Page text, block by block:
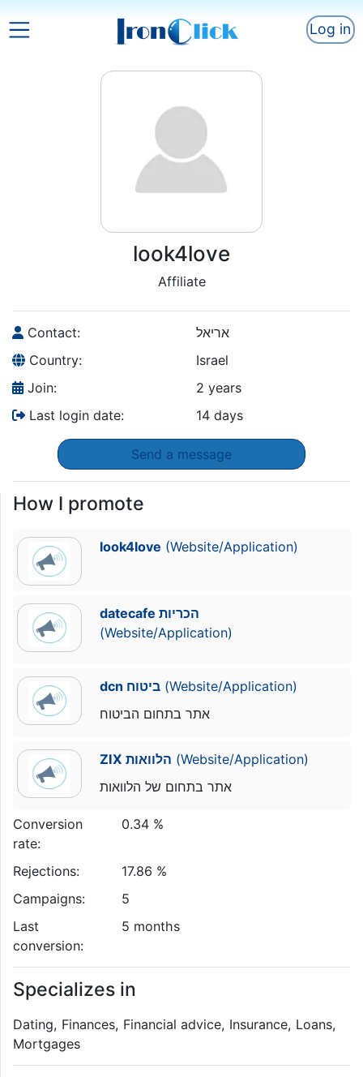
Log in
look4love
Affiliate
Contact:
אריאל
Country:
Israel
Join:
2 years
Last login date:
14 days
Send a message
How I promote
look4love (Website/Application)
datecafe הכריות
(Website/Application)
dcn ביטוח(Website/Application)
אתר בתחום הביטוח
ZIX הלוואות (Website/Application)
אתר בתחום של הלוואות
Conversion
rate:
0.34 %
Rejections:
17.86 %
Campaigns:
5
Last
conversion:
5 months
Specializes in
Dating, Finances, Financial advice, Insurance, Loans,
Mortgages